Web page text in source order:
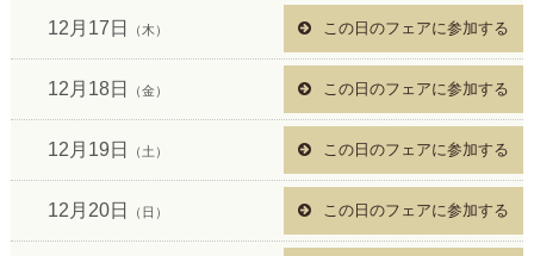
12月17日 （木） この日のフェアに参加する
12月18日 （金） この日のフェアに参加する
12月19日 （土） この日のフェアに参加する
12月20日 （日） この日のフェアに参加する